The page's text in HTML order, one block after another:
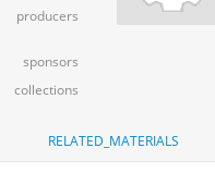
producers
sponsors
collections
RELATED_MATERIALS